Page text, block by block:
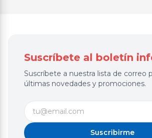
Suscríbete al boletín
Suscríbete a nuestra lista de correo
últimas novedades y promociones.
Suscribirme